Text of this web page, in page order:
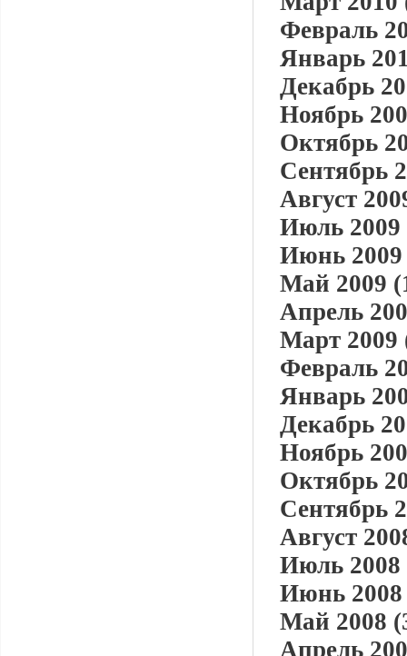
Февраль
Январь
Декабрь
Ноябрь
Октябрь
Сентябрь
Август
Июль 2009
Июнь 2009
Май 2009
Апрель
Март 2009
Февраль
Январь
Декабрь
Ноябрь
Октябрь
Сентябрь
Август
Июль 2008
Июнь 2008
Май 2008
Апрель